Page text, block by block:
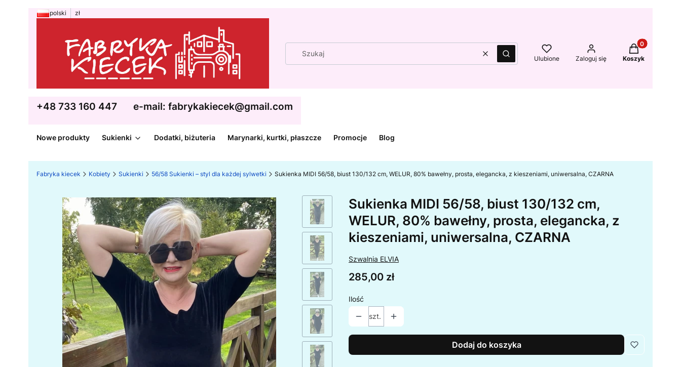
polski zł
WyczyśćSzukaj Ulubione Zaloguj się
Produkty w
Koszyk
+48 733 160 447 e-mail: fabrykakiecek@gmail.com
Nowe produkty Sukienki Dodatki, biżuteria Marynarki, kurtki, płaszcze Promocje Blog
Fabryka kiecek Kobiety Sukienki 56/58 Sukienki – styl dla każdej sylwetki Sukienka MIDI 56/58, biust 130/132 cm, WELUR, 80% bawełny, prosta, elegancka, z kieszeniami, uniwersalna, CZARNA
Sukienka MIDI 56/58, biust 130/132 cm,
WELUR, 80% bawełny, prosta, elegancka, z
kieszeniami, uniwersalna, CZARNA
Szwalnia ELVIA
Cena
285,00 zł
Ilość
szt.
Dodaj do koszyka